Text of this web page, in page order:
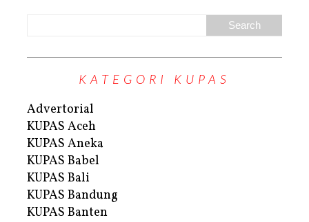
KATEGORI KUPAS
Advertorial
KUPAS Aceh
KUPAS Aneka
KUPAS Babel
KUPAS Bali
KUPAS Bandung
KUPAS Banten